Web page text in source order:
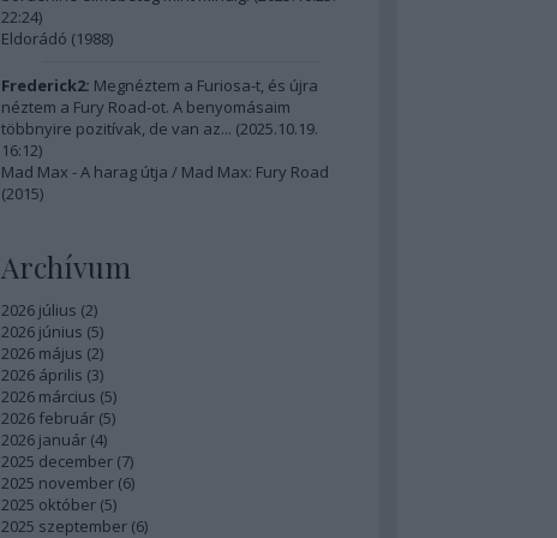
22:24)
Eldorádó (1988)
Frederick2: Megnéztem a Furiosa-t, és újra
néztem a Fury Road-ot. A benyomásaim
többnyire pozitívak, de van az... (2025.10.19.
16:12)
Mad Max - A harag útja / Mad Max: Fury Road
(2015)
Archívum
2026 július (2)
2026 június (5)
2026 május (2)
2026 április (3)
2026 március (5)
2026 február (5)
2026 január (4)
2025 december (7)
2025 november (6)
2025 október (5)
2025 szeptember (6)